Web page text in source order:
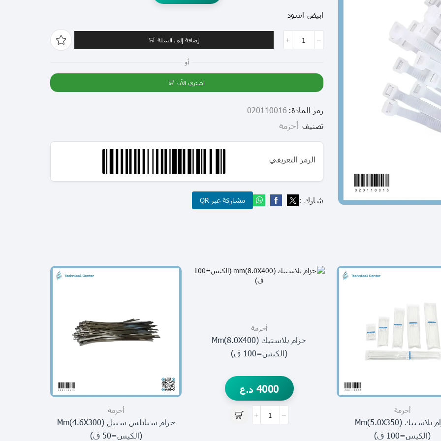
ابيض-اسود
إضافة إلى السلة
أو
اشتري الآن
رمز المادة: 020110016
تصنيف أحزمة
الرمز التعريفي
شارك : مشاركة عبر QR
أحزمة
حزام بلاستيك Mm(5.0X350)
(الكيس=100 ق)
أحزمة
حزام بلاستيك Mm(8.0X400)
(الكيس=100 ق)
4000 د.ع
أحزمة
حزام ستانلس ستيل Mm(4.6X300)
(الكيس=50 ق)